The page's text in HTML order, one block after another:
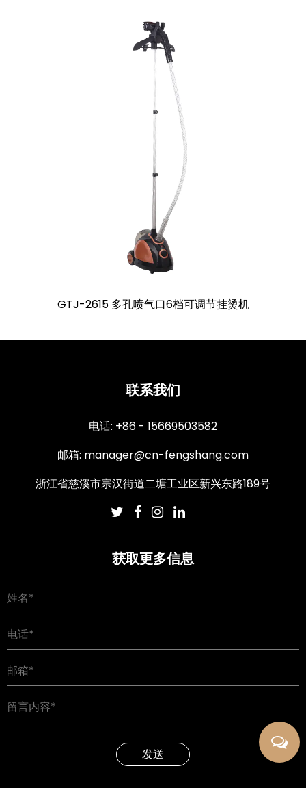
GTJ-2615 多孔喷气口6档可调节挂烫机
联系我们
电话: +86 - 15669503582
邮箱: manager@cn-fengshang.com
浙江省慈溪市宗汉街道二塘工业区新兴东路189号
获取更多信息
发送